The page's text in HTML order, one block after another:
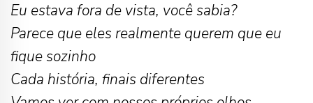
Eu estava fora de vista, você sabia?
Parece que eles realmente querem que eu
fique sozinho
Cada história, finais diferentes